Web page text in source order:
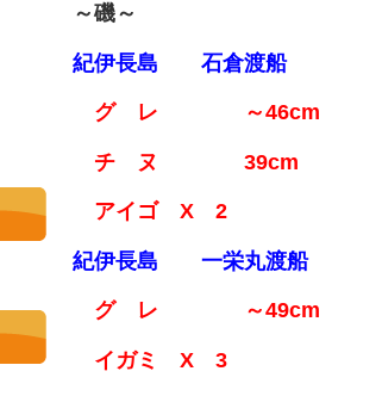
～磯～
紀伊長島 石倉渡船
グ レ ～46cm
チ ヌ 39cm
アイゴ X 2
紀伊長島 一栄丸渡船
グ レ ～49cm
イガミ X 3